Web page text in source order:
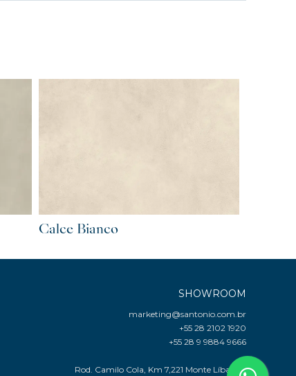
Calce Bianco
SHOWROOM
marketing@santonio.com.br
+55 28 2102 1920
+55 28 9 9884 9666
Rod. Camilo Cola, Km 7,221 Monte Líbano -